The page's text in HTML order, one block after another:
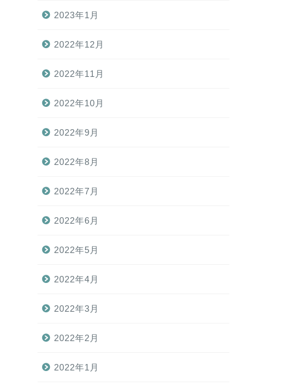
2023年1月
2022年12月
2022年11月
2022年10月
2022年9月
2022年8月
2022年7月
2022年6月
2022年5月
2022年4月
2022年3月
2022年2月
2022年1月